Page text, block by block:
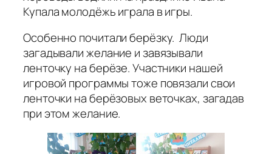
Купала молодёжь играла в игры.
Особенно почитали берёзку. Люди
загадывали желание и завязывали
ленточку на берёзе. Участники нашей
игровой программы тоже повязали свои
ленточки на берёзовых веточках, загадав
при этом желание.